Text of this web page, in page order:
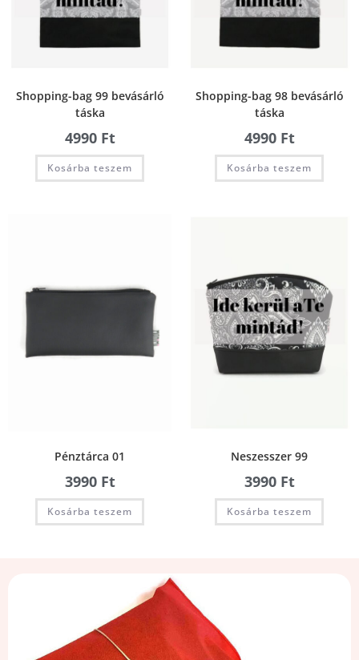
Shopping-bag 99 bevásárló
táska
4990 Ft
Kosárba teszem
Shopping-bag 98 bevásárló
táska
4990 Ft
Kosárba teszem
Pénztárca 01
3990 Ft
Kosárba teszem
Neszesszer 99
3990 Ft
Kosárba teszem